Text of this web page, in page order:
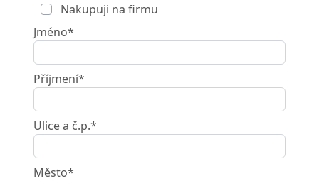
Nakupuji na firmu
Jméno*
Příjmení*
Ulice a č.p.*
Město*